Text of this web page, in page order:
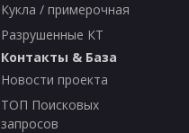
Кукла / примерочная
Разрушенные КТ
Контакты & База
Новости проекта
ТОП Поисковых
запросов